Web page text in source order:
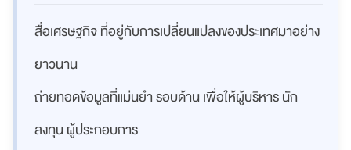
สื่อเศรษฐกิจ ที่อยู่กับการเปลี่ยนแปลงของประเทศมาอย่าง
ยาวนาน
ถ่ายทอดข้อมูลที่แม่นยำ รอบด้าน เพื่อให้ผู้บริหาร นัก
ลงทุน ผู้ประกอบการ